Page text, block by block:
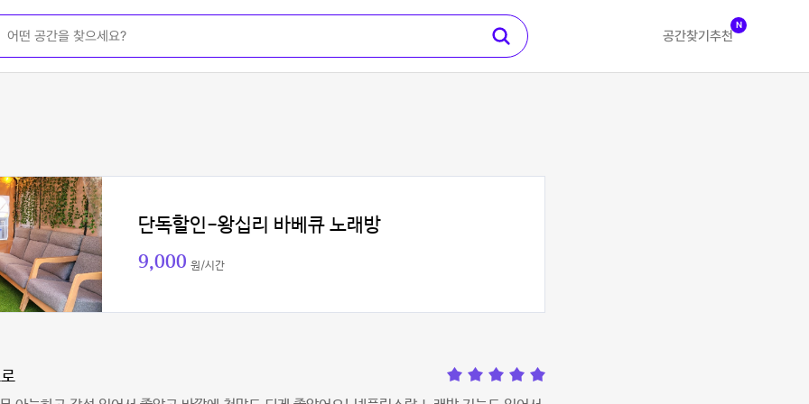
공간찾기 추천
N
단독할인-왕십리 바베큐 노래방
9,000 원/시간